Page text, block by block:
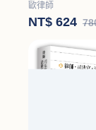
歐律師
NT$ 624